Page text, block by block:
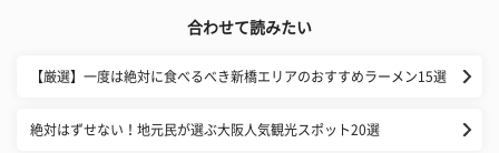
合わせて読みたい
【厳選】一度は絶対に食べるべき新橋エリアのおすすめラーメン15選
絶対はずせない！地元民が選ぶ大阪人気観光スポット20選